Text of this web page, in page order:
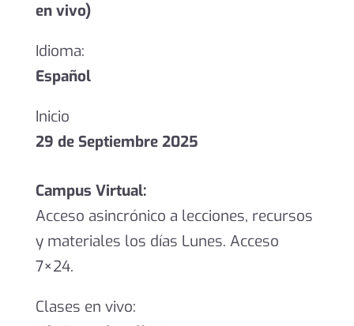
en vivo)
Idioma:
Español
Inicio
29 de Septiembre 2025
Campus Virtual:
Acceso asincrónico a lecciones, recursos
y materiales los días Lunes. Acceso
7×24.
Clases en vivo: